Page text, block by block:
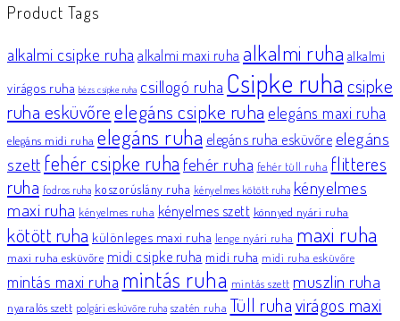
Product Tags
alkalmi csipke ruha alkalmi maxi ruha alkalmi ruha alkalmi
virágos ruha bézs csipke ruha csillogó ruha Csipke ruhacsipke
ruha esküvőreelegáns csipke ruha elegáns maxi ruha
elegáns midi ruha elegáns ruha elegáns ruha esküvőre elegáns
szett fehér csipke ruha fehér ruha fehér tüll ruha flitteres
ruha fodros ruha koszorúslány ruha kényelmes kötött ruha kényelmes
maxi ruha kényelmes ruha kényelmes szett könnyed nyári ruha
kötött ruha különleges maxi ruha lenge nyári ruha maxi ruha
maxi ruha esküvőre midi csipke ruha midi ruha midi ruha esküvőre
mintás maxi ruha mintás ruha mintás szett muszlin ruha
nyaralós szett polgári esküvőre ruha szatén ruha Tüll ruhavirágos maxi